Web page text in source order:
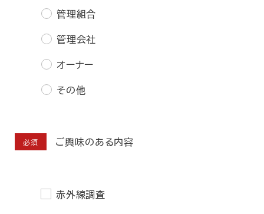
管理組合
管理会社
オーナー
その他
必須 ご興味のある内容
赤外線調査